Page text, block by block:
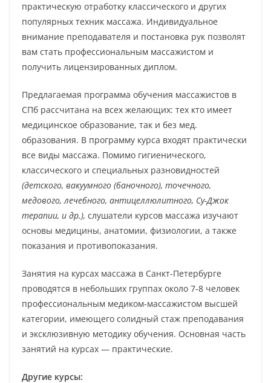
практическую отработку классического и других
популярных техник массажа. Индивидуальное
внимание преподавателя и постановка рук позволят
вам стать профессиональным массажистом и
получить лицензированных диплом.
Предлагаемая программа обучения массажистов в
СПб рассчитана на всех желающих: тех кто имеет
медицинское образование, так и без мед.
образования. В программу курса входят практически
все виды массажа. Помимо гигиенического,
классического и специальных разновидностей
(детского, вакуумного (баночного), точечного,
медового, лечебного, антицеллюлитного, Су-Джок
терапии, и др.), слушатели курсов массажа изучают
основы медицины, анатомии, физиологии, а также
показания и противопоказания.
Занятия на курсах массажа в Санкт-Петербурге
проводятся в небольших группах около 7-8 человек
профессиональным медиком-массажистом высшей
категории, имеющего солидный стаж преподавания
и эксклюзивную методику обучения. Основная часть
занятий на курсах — практические.
Другие курсы: